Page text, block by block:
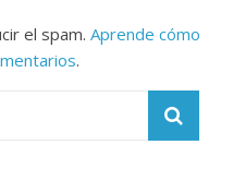
el spam.Aprende cómo
.